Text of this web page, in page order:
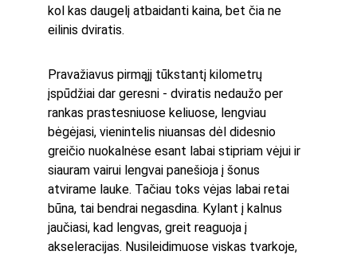
kol kas daugelį atbaidanti kaina, bet čia ne
eilinis dviratis.
Pravažiavus pirmąjį tūkstantį kilometrų
įspūdžiai dar geresni - dviratis nedaužo per
rankas prastesniuose keliuose, lengviau
bėgėjasi, vienintelis niuansas dėl didesnio
greičio nuokalnėse esant labai stipriam vėjui ir
siauram vairui lengvai panešioja į šonus
atvirame lauke. Tačiau toks vėjas labai retai
būna, tai bendrai negasdina. Kylant į kalnus
jaučiasi, kad lengvas, greit reaguoja į
akseleracijas. Nusileidimuose viskas tvarkoje,